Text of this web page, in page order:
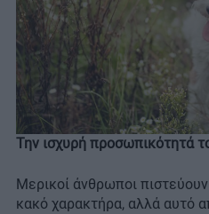
Την ισχυρή προσωπικότητά
Μερικοί άνθρωποι
κακό χαρακτήρα, αλλά αυτό